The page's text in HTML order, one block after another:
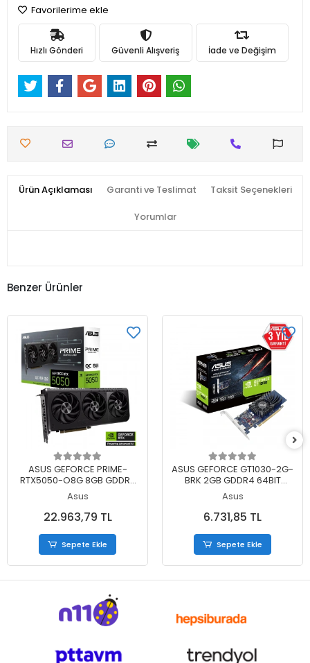
Favorilerime ekle
Hızlı Gönderi Güvenli Alışveriş İade ve Değişim
Ürün Açıklaması Garanti ve Teslimat Taksit Seçenekleri
Yorumlar
Benzer Ürünler
Sepete Ekle
ASUS GEFORCE PRIME-
RTX5050-O8G 8GB GDDR6
128BIT 1XHDMI 3XDP EKRAN
KARTI
Asus
22.963,79 TL
Sepete Ekle
Sepete Ekle
ASUS GEFORCE GT1030-2G-
BRK 2GB GDDR4 64BIT
1XHDMI 1XDP EKRAN KARTI
Asus
6.731,85 TL
Sepete Ekle